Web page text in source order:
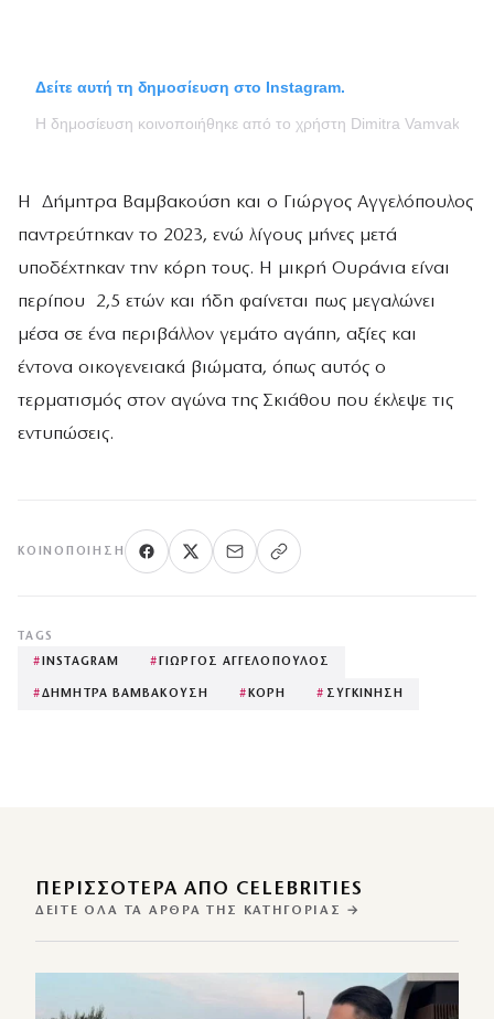
Δείτε αυτή τη δημοσίευση στο Instagram.
Η δημοσίευση κοινοποιήθηκε από το χρήστη Dimitra
Η Δήμητρα Βαμβακούση και ο Γιώργος Αγγελόπουλος
παντρεύτηκαν το 2023, ενώ λίγους μήνες μετά
υποδέχτηκαν την κόρη τους. Η μικρή Ουράνια είναι
περίπου 2,5 ετών και ήδη φαίνεται πως μεγαλώνει
μέσα σε ένα περιβάλλον γεμάτο αγάπη, αξίες και
έντονα οικογενειακά βιώματα, όπως αυτός ο
τερματισμός στον αγώνα της Σκιάθου που έκλεψε τις
εντυπώσεις.
ΚΟΙΝΟΠΟΊΗΣΗ
TAGS
# INSTAGRAM # ΓΙΩΡΓΟΣ ΑΓΓΕΛΟΠΟΥΛΟΣ
#ΔΗΜΗΤΡΑ ΒΑΜΒΑΚΟΥΣΗ # ΚΟΡΗ # ΣΥΓΚΙΝΗΣΗ
ΠΕΡΙΣΣΌΤΕΡΑ ΑΠΌ CELEBRITIES
ΔΕΊΤΕ ΌΛΑ ΤΑ ΆΡΘΡΑ ΤΗΣ ΚΑΤΗΓΟΡΊΑΣ →